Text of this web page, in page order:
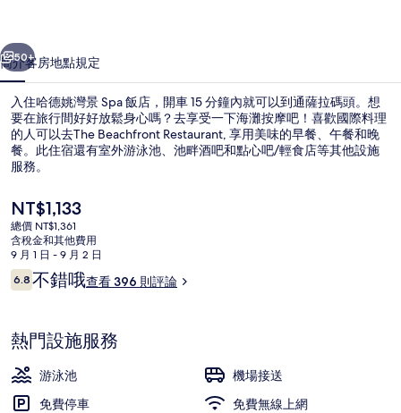
店
的
相
片
集
個 下一個
50+
簡介客房地點規定
入住哈德姚灣景 Spa 飯店，開車 15 分鐘內就可以到通薩拉碼頭。想
要在旅行間好好放鬆身心嗎？去享受一下海灘按摩吧！喜歡國際料理
的人可以去The Beachfront Restaurant, 享用美味的早餐、午餐和晚
餐。此住宿還有室外游泳池、池畔酒吧和點心吧/輕食店等其他設施
服務。
目
前
的
價
格
是
NT$1,133
總價 NT$1,361
含稅金和其他費用
9 月 1 日 - 9 月 2 日
評
論
6.86.8 分，滿分 10 分，
不錯哦查看 396 則評論
熱門設施服務
游泳池
機場接送
免費停車
免費無線上網